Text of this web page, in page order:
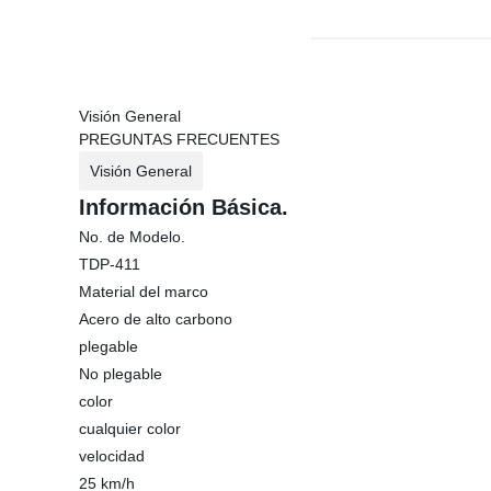
Visión General
PREGUNTAS FRECUENTES
Visión General
Información Básica.
No. de Modelo.
TDP-411
Material del marco
Acero de alto carbono
plegable
No plegable
color
cualquier color
velocidad
25 km/h